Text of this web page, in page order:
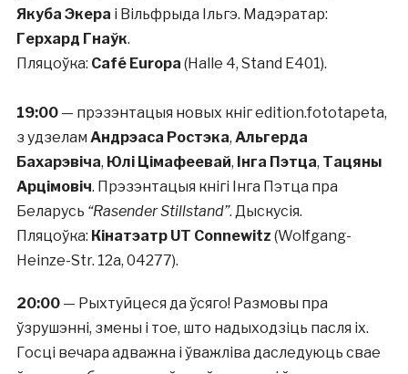
Якуба Экера і Вільфрыда Ільгэ. Мадэратар:
Герхард Гнаўк.
Пляцоўка: Café Europa (Halle 4, Stand E401).
19:00— прэзэнтацыя новых кніг edition.fototapeta,
з удзелам Андрэаса Ростэка, Альгерда
Бахарэвіча, Юлі Цімафеевай, Інга Пэтца, Тацяны
Арцімовіч. Прэзэнтацыя кнігі Інга Пэтца пра
Беларусь “Rasender Stillstand”. Дыскусія.
Пляцоўка: Кінатэатр UT Connewitz (Wolfgang-
Heinze-Str. 12а, 04277).
20:00 — Рыхтуйцеся да ўсяго! Размовы пра
ўзрушэнні, змены і тое, што надыходзіць пасля іх.
Госці вечара адважна і ўважліва даследуюць свае